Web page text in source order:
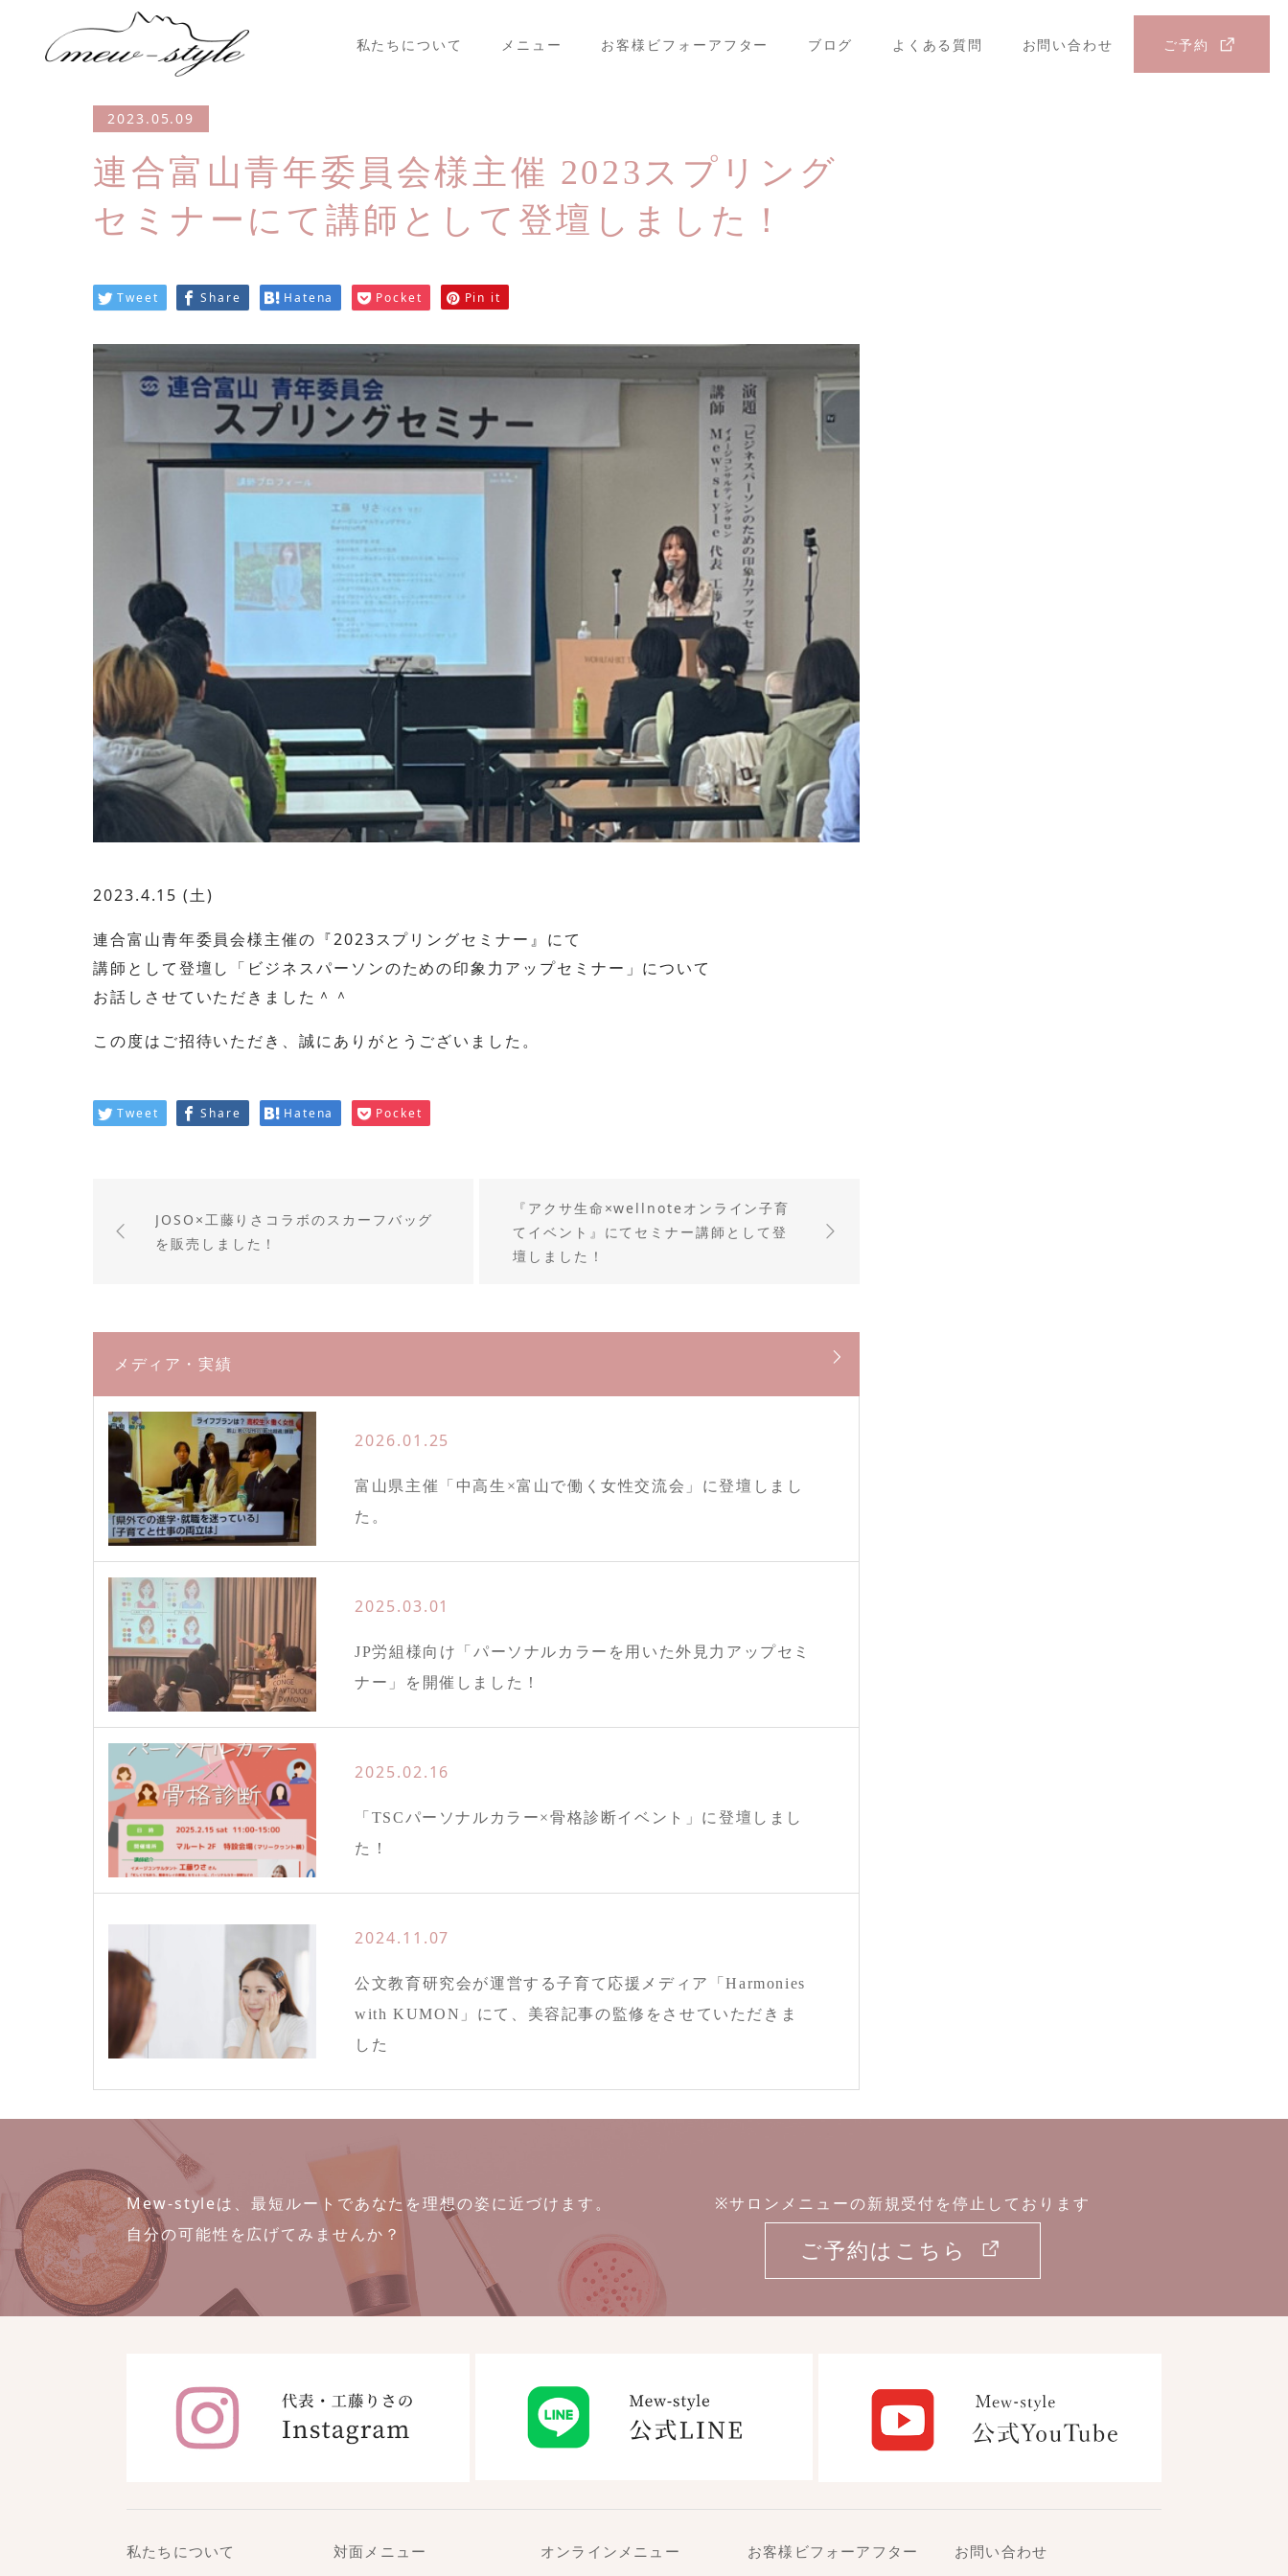
私たちについて メニュー お客様ビフォーアフター ブログ よくある質問 お問い合わせ ご予約
2023.05.09
連合富山青年委員会様主催 2023スプリング
セミナーにて講師として登壇しました！
Tweet Share Hatena Pocket Pin it
2023.4.15 (土)
連合富山青年委員会様主催の『2023スプリングセミナー』にて
講師として登壇し「ビジネスパーソンのための印象力アップセミナー」について
お話しさせていただきました＾＾
この度はご招待いただき、誠にありがとうございました。
Tweet Share Hatena Pocket
JOSO×工藤りさコラボのスカーフバッグ
を販売しました！
『アクサ生命×wellnoteオンライン子育
てイベント』にてセミナー講師として登
壇しました！
メディア・実績
2026.01.25
富山県主催「中高生×富山で働く女性交流会」に登壇しまし
た。
2025.03.01
JP労組様向け「パーソナルカラーを用いた外見力アップセミ
ナー」を開催しました！
2025.02.16
「TSCパーソナルカラー×骨格診断イベント」に登壇しまし
た！
2024.11.07
公文教育研究会が運営する子育て応援メディア「Harmonies
with KUMON」にて、美容記事の監修をさせていただきま
した
Mew-styleは、最短ルートであなたを理想の姿に近づけます。
自分の可能性を広げてみませんか？
※サロンメニューの新規受付を停止しております
ご予約はこちら
私たちについて 対面メニュー オンラインメニュー お客様ビフォーアフター お問い合わせ